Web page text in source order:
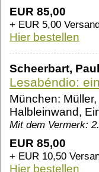
EUR 85,00
+ EUR 5,00
Hier bestellen
Scheerbart,
Lesabéndio:
München:
Halbleinwand,
Mit dem Vermerk:
EUR 85,00
+ EUR 10,50
Hier bestellen